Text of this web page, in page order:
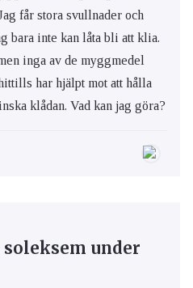
får stora svullnader och
bara inte kan låta bli att klia.
inga av de myggmedel
har hjälpt mot att hålla
klådan. Vad kan jag göra?
under